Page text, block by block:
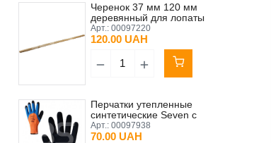
Черенок 37 мм 120 мм
деревянный для лопаты
Арт.: 00097220
120.00 UAH
Перчатки утепленные
синтетические Seven с
латексным покрытием 3/4
10 (XL)
Арт.: 00097938
70.00 UAH